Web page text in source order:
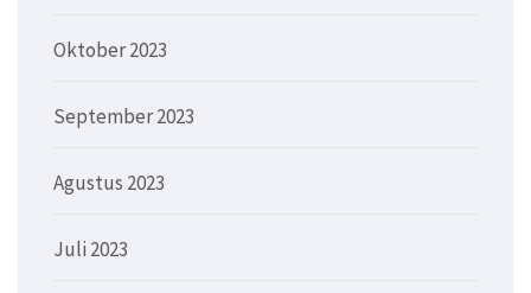
Oktober 2023
September 2023
Agustus 2023
Juli 2023